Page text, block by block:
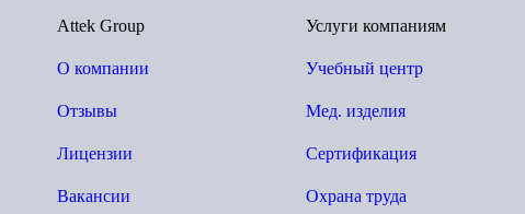
Attek Group
О компании
Отзывы
Лицензии
Вакансии
Услуги компаниям
Учебный центр
Мед. изделия
Сертификация
Охрана труда